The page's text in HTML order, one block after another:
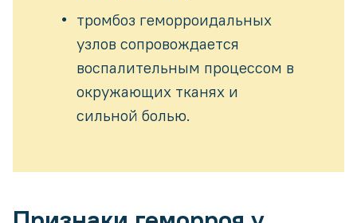
тромбоз геморроидальных
узлов сопровождается
воспалительным процессом в
окружающих тканях и
сильной болью.